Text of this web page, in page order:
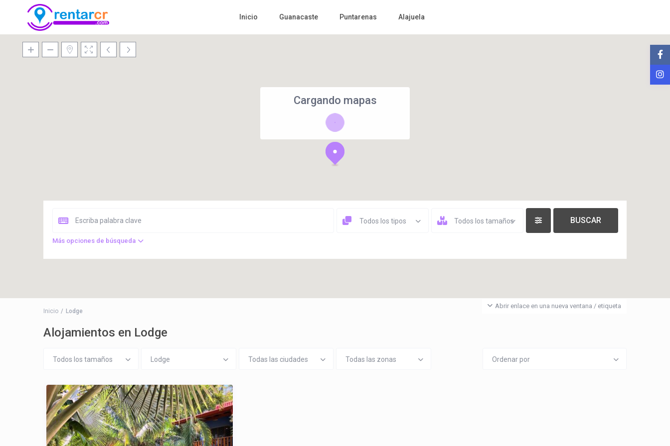
Inicio Guanacaste Puntarenas Alajuela
Cargando mapas
Abrir enlace en una nueva ventana / etiqueta
Todos los tipos Todos los tamaños
Más opciones de búsqueda
Inicio Lodge
Alojamientos en Lodge
Todos los tamaños Lodge Todas las ciudades Todas las zonas Ordenar por